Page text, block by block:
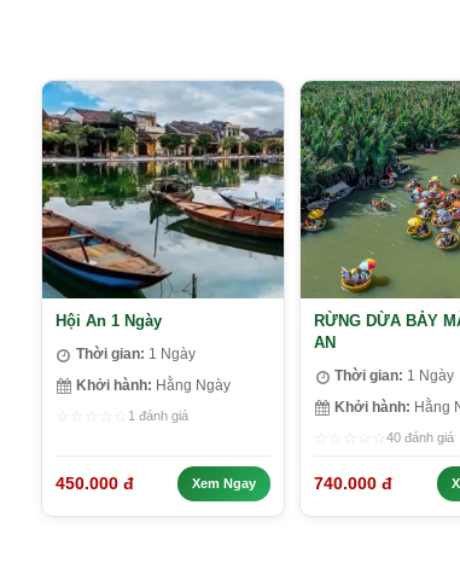
Hội An 1 Ngày
Thời gian: 1 Ngày
Khởi hành: Hằng Ngày
1 đánh giá
450.000 đ Xem Ngay
RỪNG DỪA BẢY
AN
Thời gian: 1 Ngày
Khởi hành: Hằng
☆40 đánh giá
740.000 đ